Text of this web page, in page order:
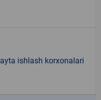
ishlash korxonalari